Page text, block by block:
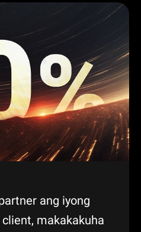
ang iyong
makakakuha